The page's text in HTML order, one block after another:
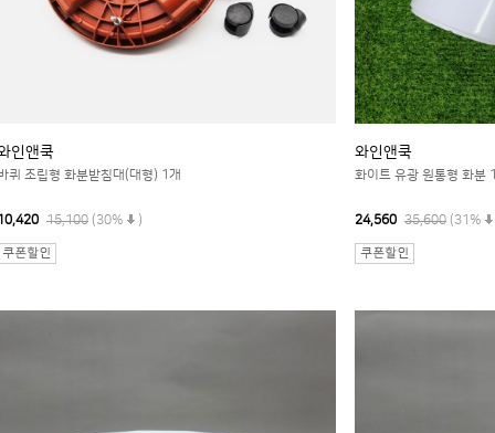
인앤쿡
퀴 조립형 화분받침대(대형) 1개
15,100 (30% )
와인앤쿡
화이트 유광 원통형 화분
24,560 35,600 (31%